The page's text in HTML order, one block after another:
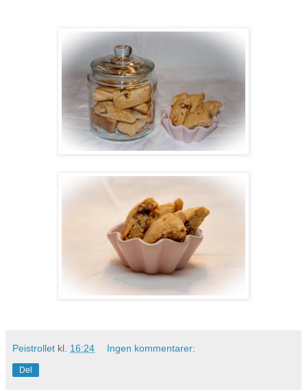
Peistrollet kl. 16:24 Ingen kommentarer:
Del